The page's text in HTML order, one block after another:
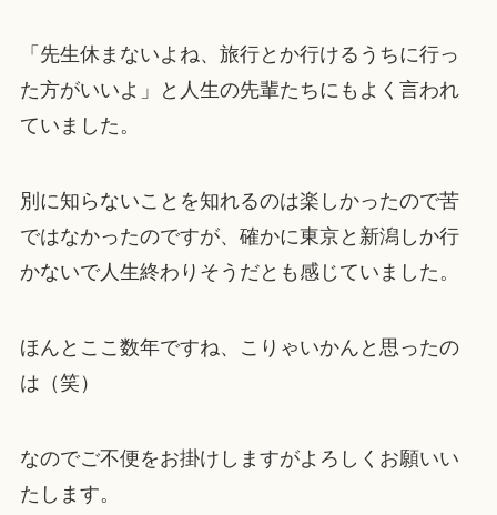
「先生休まないよね、旅行とか行けるうちに行っ
た方がいいよ」と人生の先輩たちにもよく言われ
ていました。
別に知らないことを知れるのは楽しかったので苦
ではなかったのですが、確かに東京と新潟しか行
かないで人生終わりそうだとも感じていました。
ほんとここ数年ですね、こりゃいかんと思ったの
は（笑）
なのでご不便をお掛けしますがよろしくお願いい
たします。